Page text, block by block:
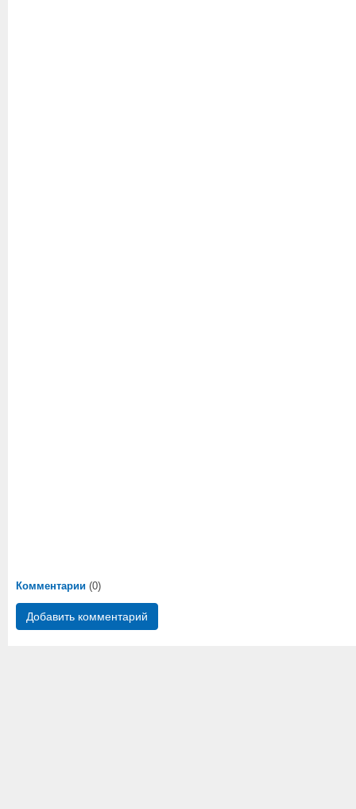
Комментарии (0)
Добавить комментарий